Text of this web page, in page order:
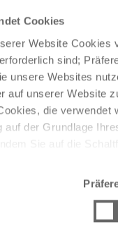
Cookies
Website Cookies
sind;
unsere Websites
auf unserer Website
die verwendet
auf der Grundlage
Kosten. Der
Maler Giambattista
und im Festsalon
Produkten.
als